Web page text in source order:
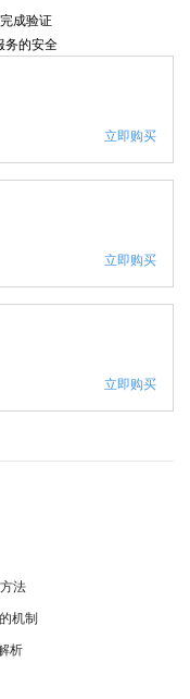
成验证
务的安全
立即购买
立即购买
立即购买
法
机制
析